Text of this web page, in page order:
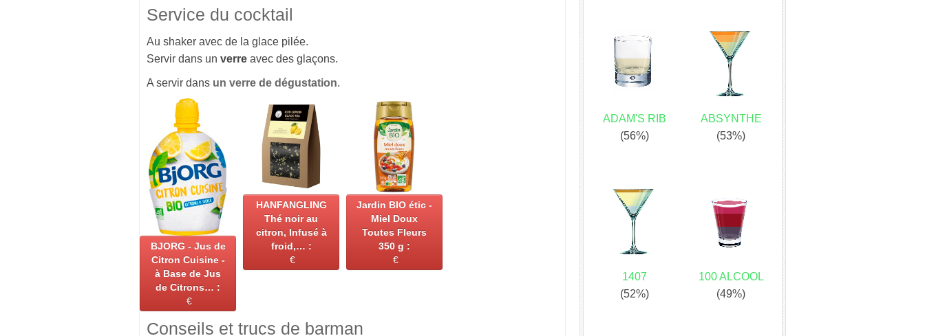
Service du cocktail
Au shaker avec de la glace pilée.
Servir dans un verre avec des glaçons.
A servir dans un verre de dégustation.
BJORG - Jus de
Citron Cuisine -
à Base de Jus
de Citrons… :
€
HANFANGLING
Thé noir au
citron, Infusé à
froid,… :
€
Jardin BIO étic -
Miel Doux
Toutes Fleurs
350 g :
€
Conseils et trucs de barman
ADAM'S RIB
(56%)
ABSYNTHE
(53%)
1407
(52%)
100 ALCOOL
(49%)